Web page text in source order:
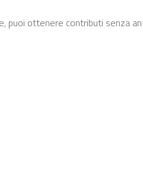
puoi ottenere contributi senza